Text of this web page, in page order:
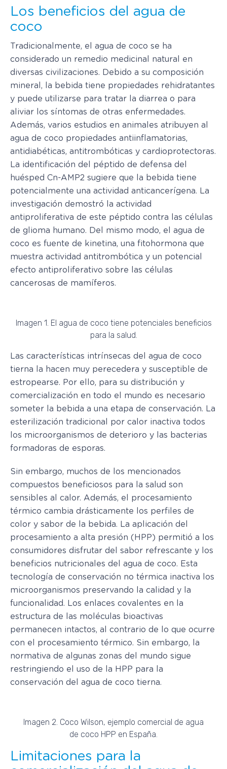
Los beneficios del agua de
coco
Tradicionalmente, el agua de coco se ha
considerado un remedio medicinal natural en
diversas civilizaciones. Debido a su composición
mineral, la bebida tiene propiedades rehidratantes
y puede utilizarse para tratar la diarrea o para
aliviar los síntomas de otras enfermedades.
Además, varios estudios en animales atribuyen al
agua de coco propiedades antiinflamatorias,
antidiabéticas, antitrombóticas y cardioprotectoras.
La identificación del péptido de defensa del
huésped Cn-AMP2 sugiere que la bebida tiene
potencialmente una actividad anticancerígena. La
investigación demostró la actividad
antiproliferativa de este péptido contra las células
de glioma humano. Del mismo modo, el agua de
coco es fuente de kinetina, una fitohormona que
muestra actividad antitrombótica y un potencial
efecto antiproliferativo sobre las células
cancerosas de mamíferos.
Imagen 1. El agua de coco tiene potenciales beneficios
para la salud.
Las características intrínsecas del agua de coco
tierna la hacen muy perecedera y susceptible de
estropearse. Por ello, para su distribución y
comercialización en todo el mundo es necesario
someter la bebida a una etapa de conservación. La
esterilización tradicional por calor inactiva todos
los microorganismos de deterioro y las bacterias
formadoras de esporas.
Sin embargo, muchos de los mencionados
compuestos beneficiosos para la salud son
sensibles al calor. Además, el procesamiento
térmico cambia drásticamente los perfiles de
color y sabor de la bebida. La aplicación del
procesamiento a alta presión (HPP) permitió a los
consumidores disfrutar del sabor refrescante y los
beneficios nutricionales del agua de coco. Esta
tecnología de conservación no térmica inactiva los
microorganismos preservando la calidad y la
funcionalidad. Los enlaces covalentes en la
estructura de las moléculas bioactivas
permanecen intactos, al contrario de lo que ocurre
con el procesamiento térmico. Sin embargo, la
normativa de algunas zonas del mundo sigue
restringiendo el uso de la HPP para la
conservación del agua de coco tierna.
Imagen 2. Coco Wilson, ejemplo comercial de agua
de coco HPP en España.
Limitaciones para la